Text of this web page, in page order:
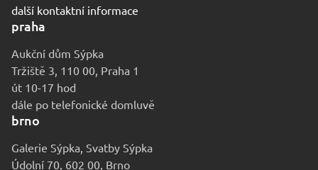
další kontaktní informace
praha
Aukční dům Sýpka
Tržiště 3, 110 00, Praha 1
út 10-17 hod
dále po telefonické domluvě
brno
Galerie Sýpka, Svatby Sýpka
Údolní 70, 602 00, Brno